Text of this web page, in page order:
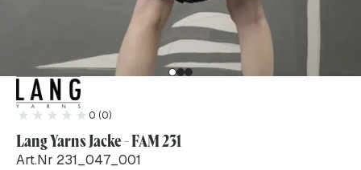
0 (0)
Lang Yarns Jacke - FAM 231
Art.Nr 231_047_001